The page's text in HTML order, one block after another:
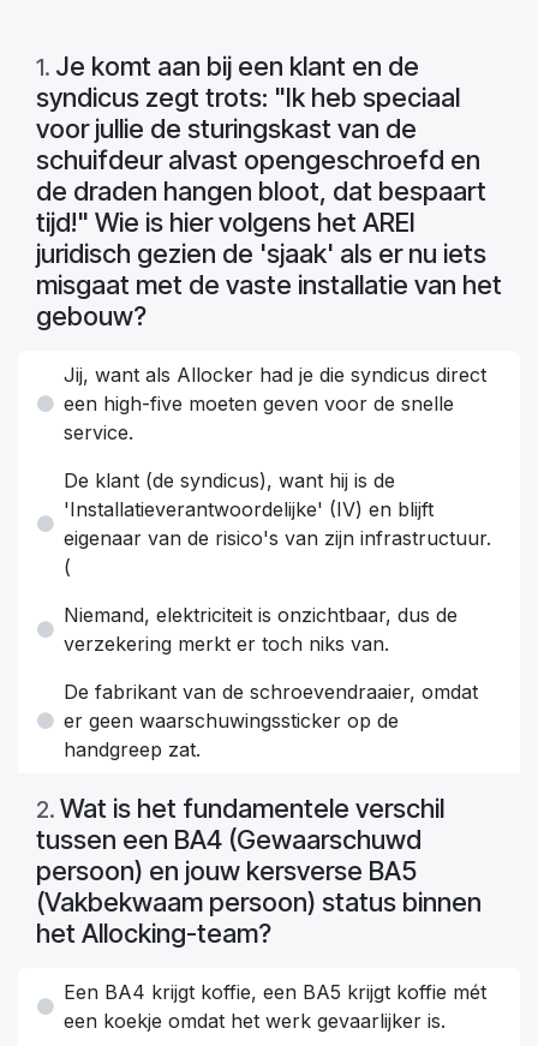
1. Je komt aan bij een klant en de
syndicus zegt trots: "Ik heb speciaal
voor jullie de sturingskast van de
schuifdeur alvast opengeschroefd en
de draden hangen bloot, dat bespaart
tijd!" Wie is hier volgens het AREI
juridisch gezien de 'sjaak' als er nu iets
misgaat met de vaste installatie van het
gebouw?
Jij, want als Allocker had je die syndicus direct
een high-five moeten geven voor de snelle
service.
De klant (de syndicus), want hij is de
'Installatieverantwoordelijke' (IV) en blijft
eigenaar van de risico's van zijn infrastructuur.
(
Niemand, elektriciteit is onzichtbaar, dus de
verzekering merkt er toch niks van.
De fabrikant van de schroevendraaier, omdat
er geen waarschuwingssticker op de
handgreep zat.
2. Wat is het fundamentele verschil
tussen een BA4 (Gewaarschuwd
persoon) en jouw kersverse BA5
(Vakbekwaam persoon) status binnen
het Allocking-team?
Een BA4 krijgt koffie, een BA5 krijgt koffie mét
een koekje omdat het werk gevaarlijker is.